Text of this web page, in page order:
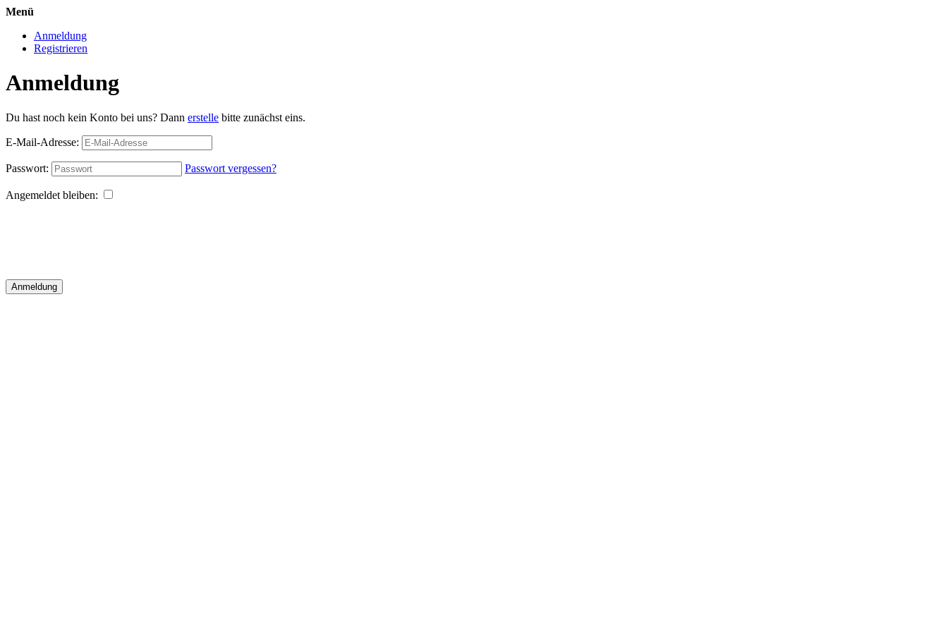
Menü
Anmeldung
Registrieren
Anmeldung
Du hast noch kein Konto bei uns? Dann erstelle bitte zunächst eins.
E-Mail-Adresse:
Passwort: Passwort vergessen?
Angemeldet bleiben:
Anmeldung